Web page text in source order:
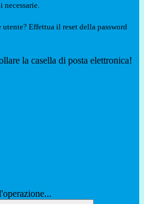
Effettua il reset della password
la casella di posta elettronica!